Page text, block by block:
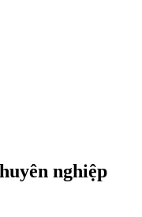
nghiệp